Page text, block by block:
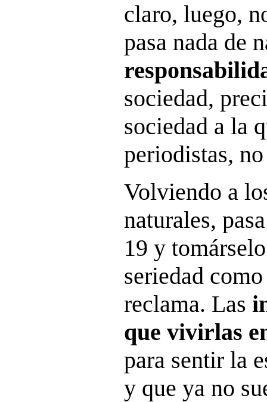
claro, luego,
pasa nada de
sociedad,
sociedad a la
periodistas,
Volviendo a
naturales,
19 y
seriedad
reclama. Las
que vivirlas
para sentir la
y que ya no